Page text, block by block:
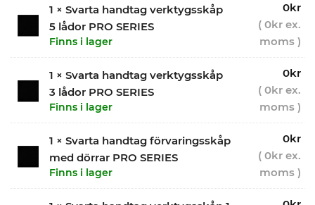
1 × Svarta handtag verktygsskåp
5 lådor PRO SERIES
Finns i lager
0kr
( 0kr ex.
moms )
1 × Svarta handtag verktygsskåp
3 lådor PRO SERIES
Finns i lager
0kr
( 0kr ex.
moms )
1 × Svarta handtag förvaringsskåp
med dörrar PRO SERIES
Finns i lager
0kr
( 0kr ex.
moms )